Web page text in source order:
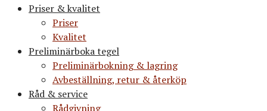
Priser & kvalitet
Priser
Kvalitet
Preliminärboka tegel
Preliminärbokning & lagring
Avbeställning, retur & återköp
Råd & service
Rådgivning